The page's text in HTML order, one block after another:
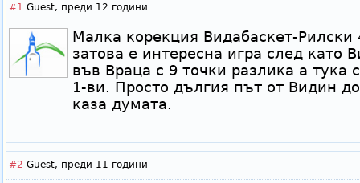
#1 Guest, преди 12 години
Малка корекция Видабаскет-Рилски
затова е интересна игра след като
във Враца с 9 точки разлика а тука
1-ви. Просто дългия път от Видин
каза думата.
#2 Guest, преди 11 години